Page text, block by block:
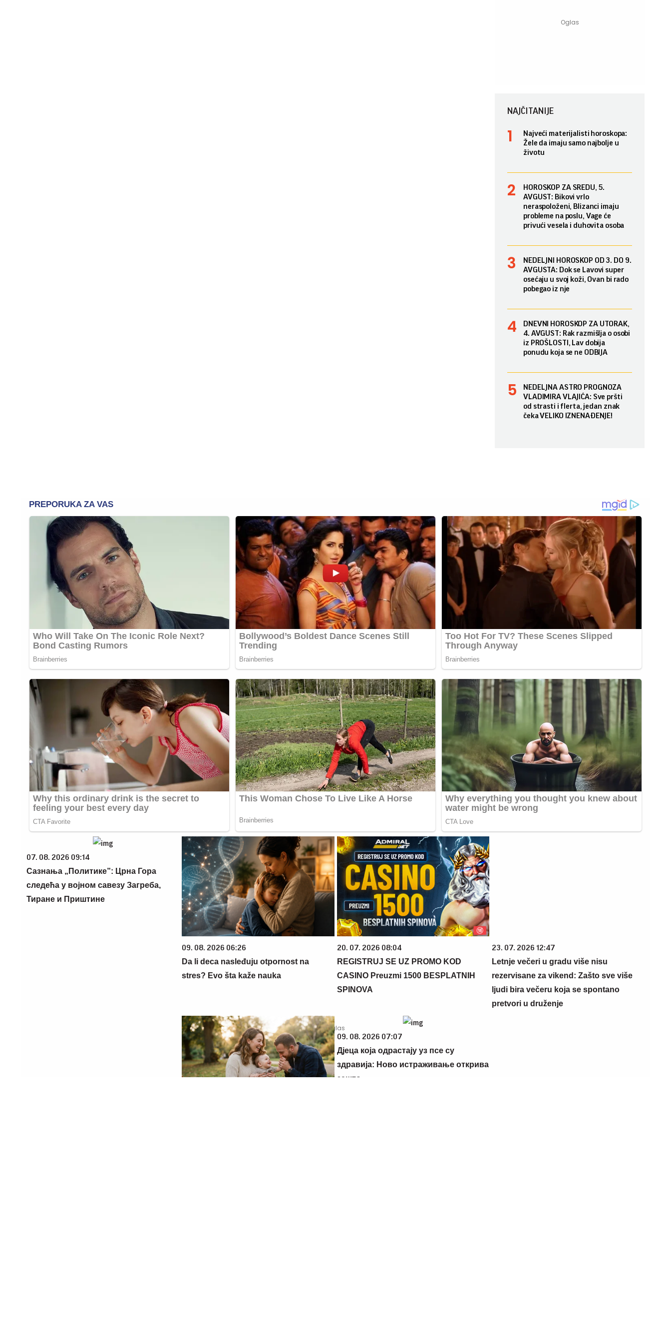
NAJČITANIJE
Najveći materijalisti horoskopa:
Žele da imaju samo najbolje u
životu
HOROSKOP ZA SREDU, 5.
AVGUST: Bikovi vrlo
neraspoloženi, Blizanci imaju
probleme na poslu, Vage će
privući vesela i duhovita osoba
NEDELJNI HOROSKOP OD 3. DO 9.
AVGUSTA: Dok se Lavovi super
osećaju u svoj koži, Ovan bi rado
pobegao iz nje
DNEVNI HOROSKOP ZA UTORAK,
4. AVGUST: Rak razmišlja o osobi
iz PROŠLOSTI, Lav dobija
ponudu koja se ne ODBIJA
NEDELJNA ASTRO PROGNOZA
VLADIMIRA VLAJIĆA: Sve pršti
od strasti i flerta, jedan znak
čeka VELIKO IZNENAĐENJE!
07. 08. 2026 09:14
Сазнања „Политике”: Црна Гора
следећа у војном савезу Загреба,
Тиране и Приштине
09. 08. 2026 06:26
Da li deca nasleđuju otpornost na
stres? Evo šta kaže nauka
20. 07. 2026 08:04
REGISTRUJ SE UZ PROMO KOD
CASINO Preuzmi 1500 BESPLATNIH
SPINOVA
23. 07. 2026 12:47
Letnje večeri u gradu više nisu
rezervisane za vikend: Zašto sve više
ljudi bira večeru koja se spontano
pretvori u druženje
09. 08. 2026 07:07
Дјеца која одрастају уз псе су
здравија: Ново истраживање открива
зашто